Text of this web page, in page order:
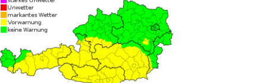
Nur 2 Games, kein Handschlag:
Potapova geht unter
GUT-BEHRAMI HÖRT AUF vor 56 Minuten
Ski-Paukenschlag: Verband war
„nicht vorbeireitet“